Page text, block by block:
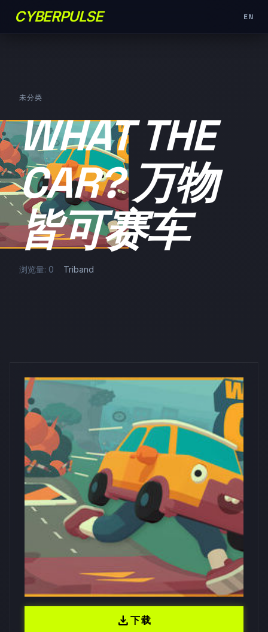
CYBERPULSE EN
未分类
WHAT THE
CAR? 万物
皆可赛车
浏览量: 0 Triband
download下载